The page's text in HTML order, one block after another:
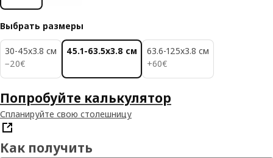
Выбрать размеры
30-45x3.8 см
−20€
20€
45.1-63.5x3.8 см
63.6-125x3.8 см
+60€
60€
Попробуйте калькулятор
Спланируйте свою столешницу
Как получить